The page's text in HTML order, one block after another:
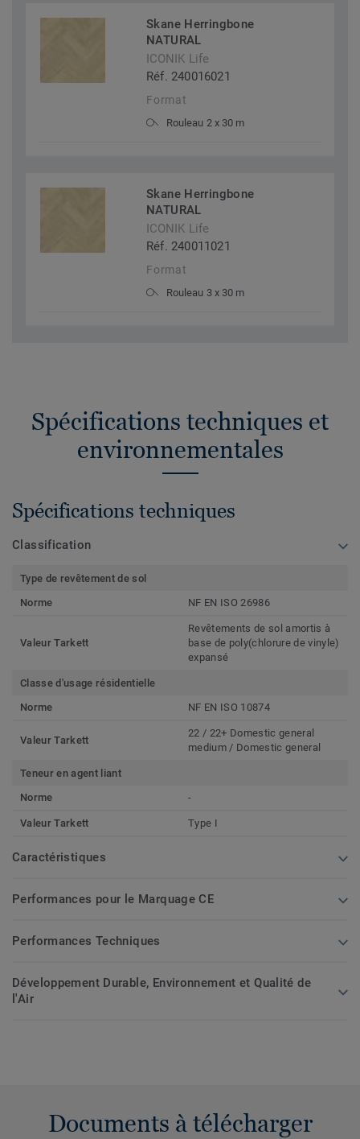
Skane Herringbone
NATURAL
ICONIK Life
Réf. 240016021
Format
Rouleau 2 x 30 m
Skane Herringbone
NATURAL
ICONIK Life
Réf. 240011021
Format
Rouleau 3 x 30 m
Spécifications techniques et
environnementales
Spécifications techniques
Classification
Type de revêtement de sol
Norme
NF EN ISO 26986
Valeur Tarkett
Revêtements de sol amortis à
base de poly(chlorure de vinyle)
expansé
Classe d'usage résidentielle
Norme
NF EN ISO 10874
Valeur Tarkett
22 / 22+ Domestic general
medium / Domestic general
Teneur en agent liant
Norme
-
Valeur Tarkett Type I
Caractéristiques
Performances pour le Marquage CE
Performances Techniques
Développement Durable, Environnement et Qualité de
l'Air
Documents à télécharger